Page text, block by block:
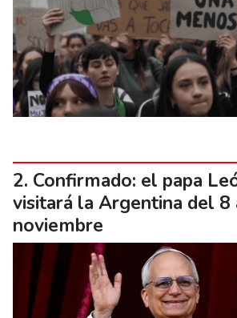
Confirmado: el papa
visitará la Argentina del 8
noviembre